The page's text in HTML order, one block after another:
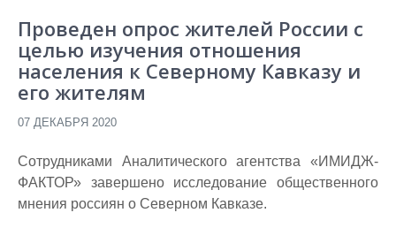
Проведен опрос жителей России с
целью изучения отношения
населения к Северному Кавказу и
его жителям
07 ДЕКАБРЯ 2020
Сотрудниками Аналитического агентства «ИМИДЖ-
ФАКТОР» завершено исследование общественного
мнения россиян о Северном Кавказе.